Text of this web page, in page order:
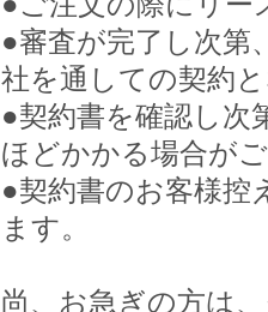
●審査が完了し次第
社を通しての契約
●契約書を確認し次
ほどかかる場合が
●契約書のお客様控
ます。
尚、お急ぎの方は